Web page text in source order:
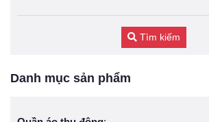
Tìm kiếm
Danh mục sản phẩm